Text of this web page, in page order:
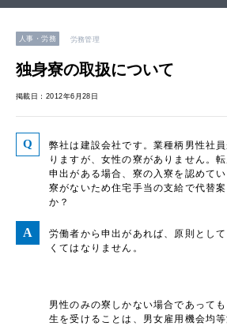
人事・労務 労務管理
独身寮の取扱について
掲載日：2012年6月28日
弊社は建設会社です。業種柄男性社
りますが、女性の寮がありません。
申出がある場合、寮の入寮を認めて
寮がないため住宅手当の支給で代替
か？
労働者から申出があれば、原則とし
くてはなりません。
男性のみの寮しかない場合であって
生を受けることは、男女雇用機会均